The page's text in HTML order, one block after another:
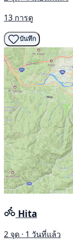
13 การดู
บันทึก
Hita
2 จุด · 1 วันที่แล้ว